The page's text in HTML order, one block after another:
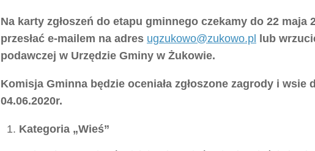
Na karty zgłoszeń do etapu gminnego czekamy do 22 maja
przesłać e-mailem na adres ugzukowo@zukowo.pl lub
podawczej w Urzędzie Gminy w Żukowie.
Komisja Gminna będzie oceniała zgłoszone zagrody i wsie
04.06.2020r.
Kategoria „Wieś”